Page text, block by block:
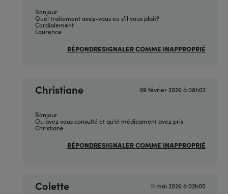
(sans
sujet)
par
Anonyme
(non
Bonjour
Quel traitement avez-vous eu s'il vous plaît?
Cordialement
Laurence
RÉPONDRESIGNALER COMME INAPPROPRIÉ
Christiane 09 février 2026 à 08h02
En
(sans
sujet)
par
Anonyme
Bonjour
Ou avez vous consulté et qu’el médicament avez pris
Christiane
RÉPONDRESIGNALER COMME INAPPROPRIÉ
Colette 11 mai 2026 à 02h05
En